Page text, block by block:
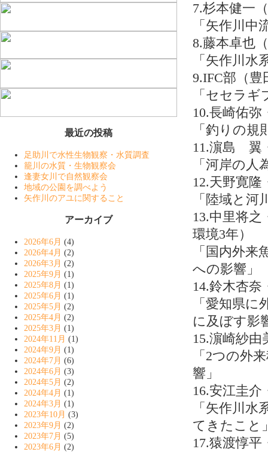
最近の投稿
足助川で水性生物観察・水質調査
籠川の水質・生物観察会
逢妻女川で自然観察会
地域の公園を調べよう
矢作川のアユに関すること
アーカイブ
2026年6月 (4)
2026年4月 (2)
2026年3月 (2)
2025年9月 (1)
2025年8月 (1)
2025年6月 (1)
2025年5月 (2)
2025年4月 (2)
2025年3月 (1)
2024年11月 (1)
2024年9月 (1)
2024年7月 (6)
2024年6月 (3)
2024年5月 (2)
2024年4月 (1)
2024年3月 (1)
2023年10月 (3)
2023年9月 (2)
2023年7月 (5)
2023年6月 (2)
7.杉本健一
「矢作川
8.藤本卓也
「矢作川
9.IFC部（豊
「セセラ
10.長崎佑
「釣りの
11.濵島 翼
「河岸の
12.天野寛
「陸域と
13.中里将
環境3年）
「国内外
への影響」
14.鈴木杏
「愛知県
に及ぼす影
15.濵崎紗
「2つの外
響」
16.安江圭
「矢作川
てきたこと
17.猿渡惇